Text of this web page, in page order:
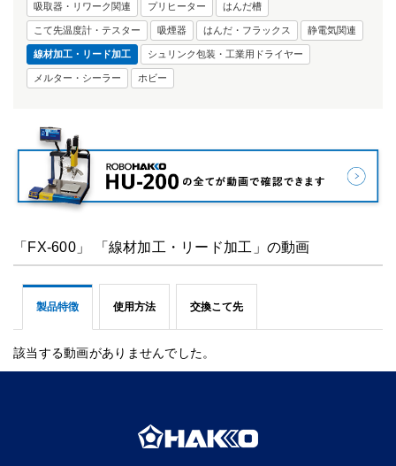
吸取器・リワーク関連 プリヒーター はんだ槽
こて先温度計・テスター 吸煙器 はんだ・フラックス 静電気関連
線材加工・リード加工 シュリンク包装・工業用ドライヤー
メルター・シーラー ホビー
「FX-600」 「線材加工・リード加工」の動画
製品特徴 使用方法 交換こて先
該当する動画がありませんでした。